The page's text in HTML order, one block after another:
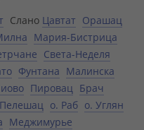
Слано Цавтат Орашац
Мария-Бистрица
Света-Неделя
Фунтана Малинска
Пировац Брач
о. Раб о. Углян
Меджимурье